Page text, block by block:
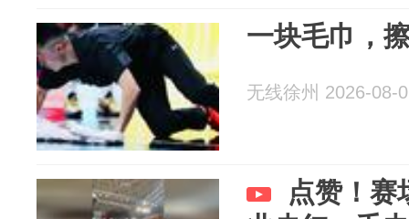
一块毛巾，
无线徐州 2026-08-
点赞！赛